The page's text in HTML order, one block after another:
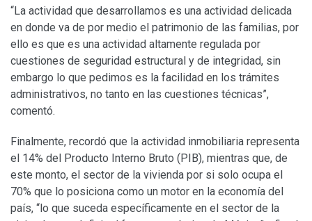
“La actividad que desarrollamos es una actividad delicada
en donde va de por medio el patrimonio de las familias, por
ello es que es una actividad altamente regulada por
cuestiones de seguridad estructural y de integridad, sin
embargo lo que pedimos es la facilidad en los trámites
administrativos, no tanto en las cuestiones técnicas”,
comentó.
Finalmente, recordó que la actividad inmobiliaria representa
el 14% del Producto Interno Bruto (PIB), mientras que, de
este monto, el sector de la vivienda por si solo ocupa el
70% que lo posiciona como un motor en la economía del
país, “lo que suceda específicamente en el sector de la